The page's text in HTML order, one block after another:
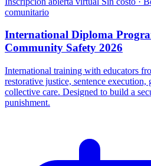
comunitario
International Diploma
Community Safety 2026
International training with educators
restorative justice, sentence execution,
collective care. Designed to build a
punishment.